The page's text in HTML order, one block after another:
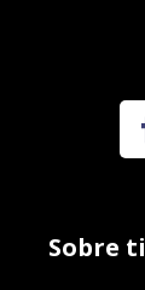
Sobre ti